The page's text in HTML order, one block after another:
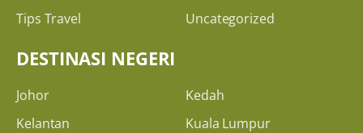
Tips Travel
Uncategorized
DESTINASI NEGERI
Johor
Kedah
Kelantan
Kuala Lumpur